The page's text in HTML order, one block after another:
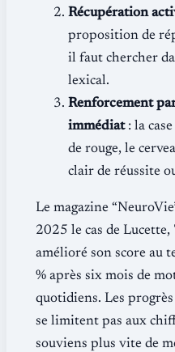
Récupération
proposition de
il faut chercher
lexical.
Renforcement
immédiat: la
de rouge, le
clair de réussite
Le magazine
2025 le cas de Lucette,
amélioré son score au
% après six mois de
quotidiens. Les progrès
se limitent pas aux
souviens plus vite de